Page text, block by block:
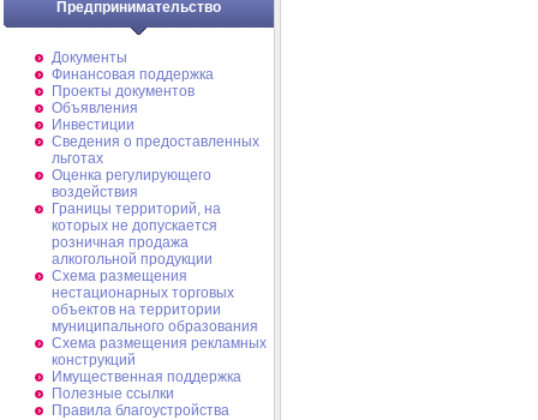
Предпринимательство
Документы
Финансовая поддержка
Проекты документов
Объявления
Инвестиции
Сведения о предоставленных
льготах
Оценка регулирующего
воздействия
Границы территорий, на
которых не допускается
розничная продажа
алкогольной продукции
Схема размещения
нестационарных торговых
объектов на территории
муниципального образования
Схема размещения рекламных
конструкций
Имущественная поддержка
Полезные ссылки
Правила благоустройства